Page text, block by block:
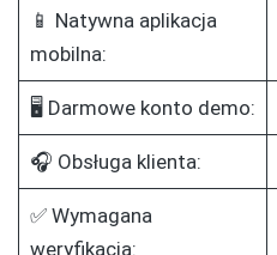
📱 Natywna aplikacja
mobilna:
🖥️ Darmowe konto demo:
🎧 Obsługa klienta:
✅ Wymagana
weryfikacja: